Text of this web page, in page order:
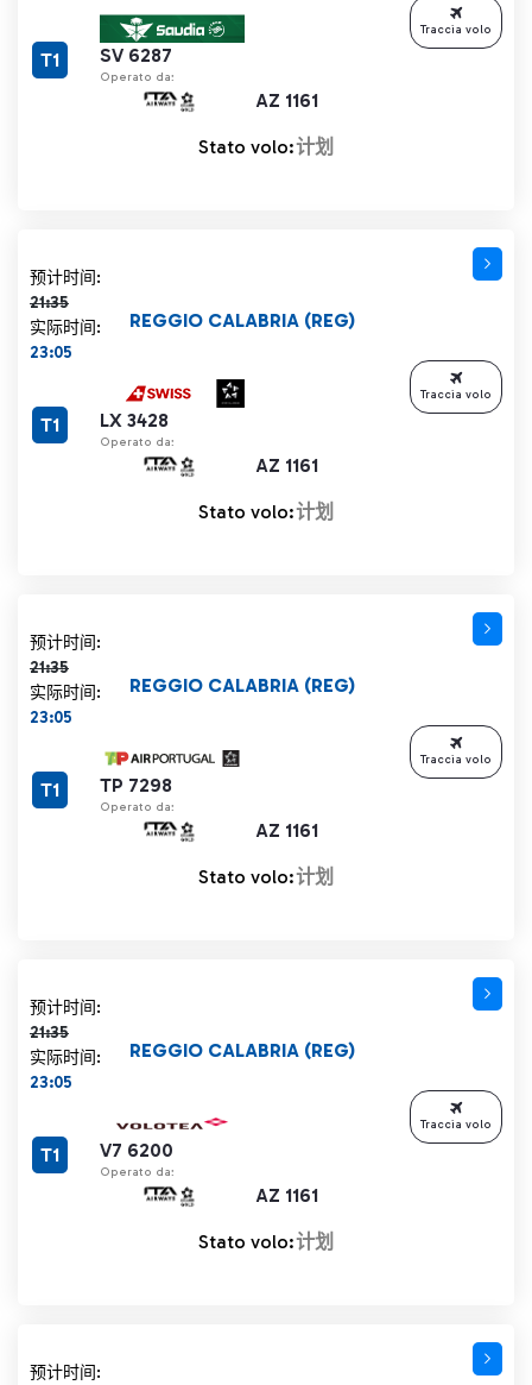
SV 6287
Operato da:
AZ 1161
T1
Stato volo:计划
Traccia volo
预计时间:
21:35
计划时间 21:35 删除线
实际时间:
23:05
LX 3428
Operato da:
AZ 1161
REGGIO CALABRIA (REG)
T1
Stato volo:计划
Traccia volo
预计时间:
21:35
计划时间 21:35 删除线
实际时间:
23:05
TP 7298
Operato da:
AZ 1161
REGGIO CALABRIA (REG)
T1
Stato volo:计划
Traccia volo
预计时间:
21:35
计划时间 21:35 删除线
实际时间:
23:05
V7 6200
Operato da:
AZ 1161
REGGIO CALABRIA (REG)
T1
Stato volo:计划
Traccia volo
预计时间:
计划时间 21:40 删除线